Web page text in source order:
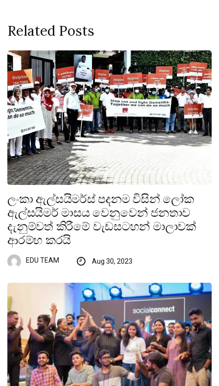
Related Posts
ලංකා ඇල්සයිමර්ස් පදනම විසින් ලෝක
ඇල්සයිමර් මාසය වෙනුවෙන් ජනතාව
දැනුම්වත් කිරීමේ වැඩසටහන් මාලාවක්
ආරම්භ කරයි
EDU TEAM Aug 30, 2023